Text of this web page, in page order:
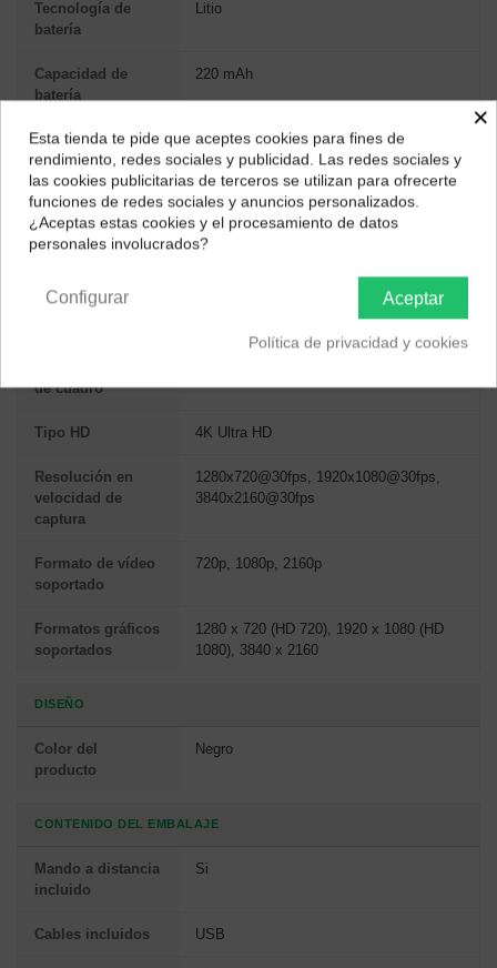
Tecnología de
batería
Litio
Capacidad de
batería
220 mAh
Numero de
baterías
soportadas
2
VÍDEO
resolución de
de cuadro
Tipo HD 4K Ultra HD
Resolución en
velocidad de
captura
1280x720@30fps, 1920x1080@30fps,
3840x2160@30fps
Formato de vídeo
soportado
720p, 1080p, 2160p
Formatos gráficos
soportados
1280 x 720 (HD 720), 1920 x 1080 (HD
1080), 3840 x 2160
DISEÑO
Color del
producto
Negro
CONTENIDO DEL EMBALAJE
Mando a distancia
incluido
Si
Cables incluidos USB
¿Dónde deseas recibir tu pedido?
Selecciona tu ubicación para mostrarte los precios e
impuestos correctos para tu región.
×
Esta tienda te pide que aceptes cookies para fines de
rendimiento, redes sociales y publicidad. Las redes sociales y
las cookies publicitarias de terceros se utilizan para ofrecerte
funciones de redes sociales y anuncios personalizados.
¿Aceptas estas cookies y el procesamiento de datos
personales involucrados?
Aceptar
Configurar
Política de privacidad y cookies